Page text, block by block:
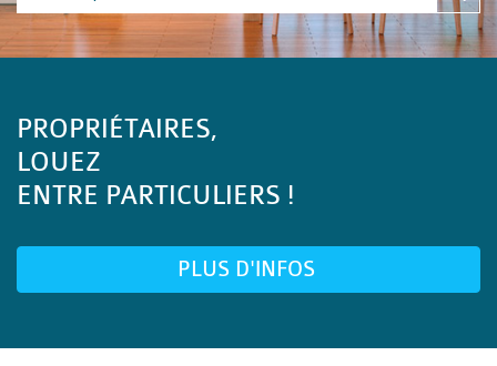
PROPRIÉTAIRES,
LOUEZ
ENTRE PARTICULIERS !
PLUS D'INFOS